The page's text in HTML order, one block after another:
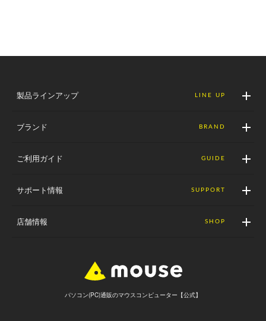
製品ラインアップ LINE UP
ブランド BRAND
ご利用ガイド GUIDE
サポート情報 SUPPORT
店舗情報 SHOP
パソコン(PC)通販のマウスコンピューター【公式】